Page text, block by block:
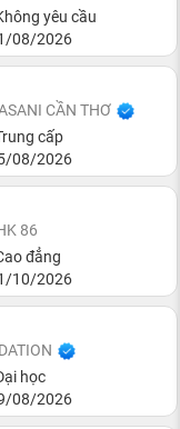
yêu cầu
08/2026
CẦN THƠ
cấp
08/2026
86
đẳng
10/2026
học
08/2026